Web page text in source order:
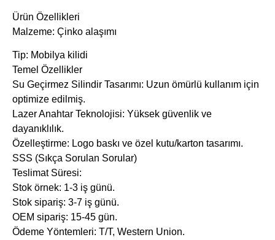
Ürün Özellikleri
Malzeme: Çinko alaşımı
Tip: Mobilya kilidi
Temel Özellikler
​Su Geçirmez Silindir Tasarımı: Uzun ömürlü kullanım için
optimize edilmiş.
​Lazer Anahtar Teknolojisi: Yüksek güvenlik ve
dayanıklılık.
​Özelleştirme: Logo baskı ve özel kutu/karton tasarımı.
SSS (Sıkça Sorulan Sorular)
​Teslimat Süresi:
Stok örnek: 1-3 iş günü.
Stok sipariş: 3-7 iş günü.
OEM sipariş: 15-45 gün.
​Ödeme Yöntemleri: T/T, Western Union.